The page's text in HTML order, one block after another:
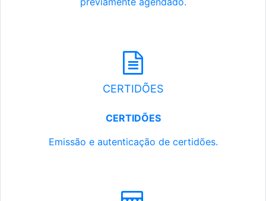
CERTIDÕES
CERTIDÕES
Emissão e autenticação de certidões.